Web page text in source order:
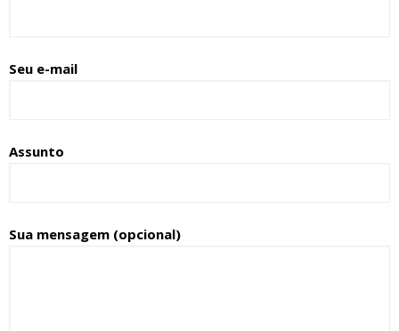
Seu e-mail
Assunto
Sua mensagem (opcional)